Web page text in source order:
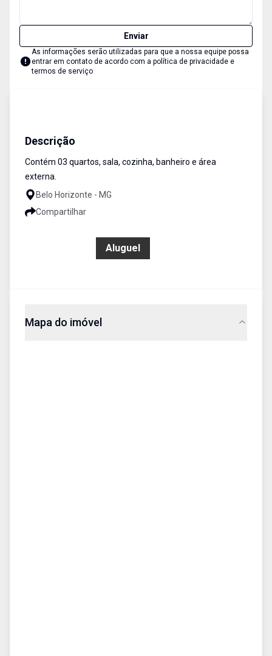
Enviar
As informações serão utilizadas para que a nossa equipe possa
entrar em contato de acordo com a política de privacidade e
termos de serviço
Descrição
Contém 03 quartos, sala, cozinha, banheiro e área
externa.
Belo Horizonte - MG
Compartilhar
Aluguel
Mapa do imóvel